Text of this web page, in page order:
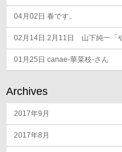
04月02日 春です。
02月14日 2月11日 山下純一「
01月25日 canae-華菜枝-さん
Archives
2017年9月
2017年8月